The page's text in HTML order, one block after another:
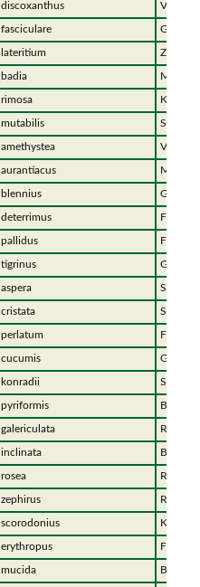
discoxanthus
fasciculare
lateritium
badia
rimosa
mutabilis
amethystea
aurantiacus Milder
blennius
deterrimus
pallidus
tigrinus
aspera
cristata Stink-
perlatum
cucumis
konradii
pyriformis
galericulata
inclinata
rosea Rosa
zephirus
scorodonius
erythropus
mucida